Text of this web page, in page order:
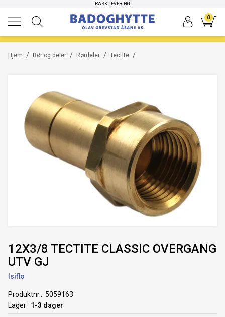
RASK LEVERING
0
/
Hjem /
Rør og deler /
Rørdeler /
Tectite
12X3/8 TECTITE CLASSIC OVERGANG
UTV GJ
Isiflo
Produktnr.
5059163
Lager
1-3 dager